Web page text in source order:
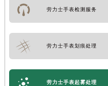
劳力士手表检测服务
劳力士手表划痕处理
劳力士手表起雾处理